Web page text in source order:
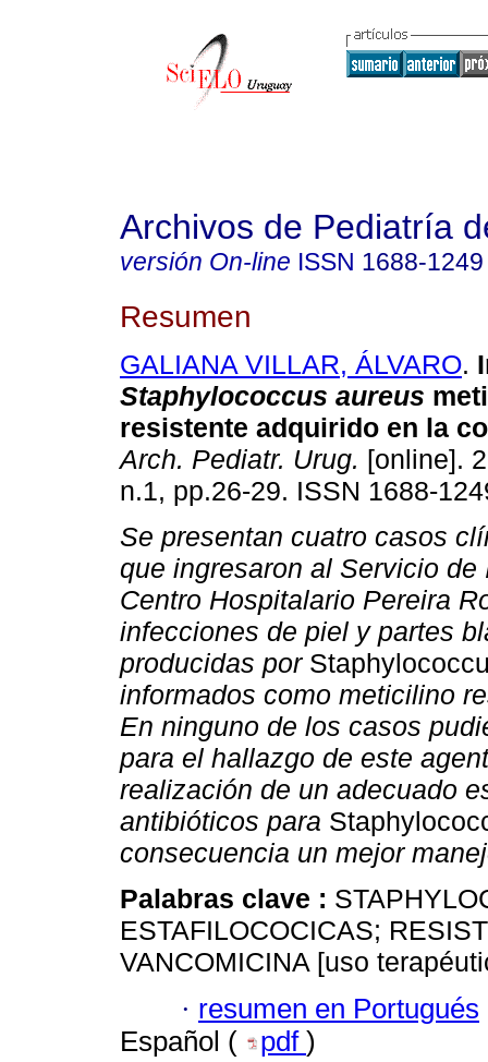
Archivos de Pediatría
versión On-line ISSN 1688-1249
Resumen
GALIANA VILLAR, ÁLVARO.
Staphylococcus aureus
resistente adquirido en la
Arch. Pediatr. Urug. [online].
n.1, pp.26-29. ISSN 1688-
Se presentan cuatro casos
que ingresaron al Servicio de
Centro Hospitalario Pereira
infecciones de piel y partes
producidas por
informados como meticilino
En ninguno de los casos
para el hallazgo de este
realización de un adecuado
antibióticos para
consecuencia un mejor
Palabras clave :
ESTAFILOCOCICAS;
VANCOMICINA [uso
· resumen en Portugués
Español (
pdf )